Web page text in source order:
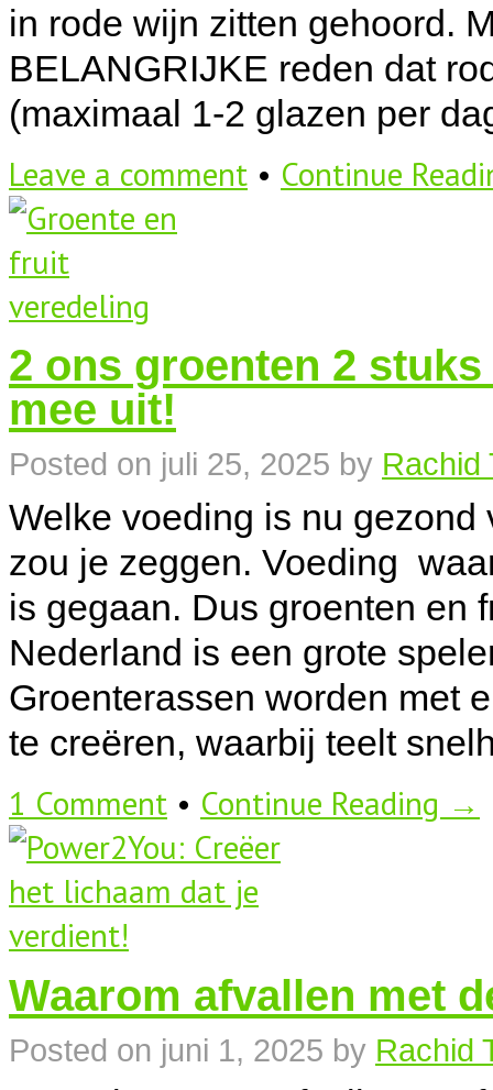
in rode wijn zitten gehoord.
BELANGRIJKE reden dat
(maximaal 1-2 glazen per
Leave a comment • Continue
2 ons groenten 2
mee uit!
Posted on juli 25, 2025 by Rachid
Welke voeding is nu
zou je zeggen. Voeding
is gegaan. Dus groenten en
Nederland is een grote
Groenterassen worden met
te creëren, waarbij teelt
1 Comment • Continue Reading →
Waarom afvallen met
Posted on juni 1, 2025 by Rachid